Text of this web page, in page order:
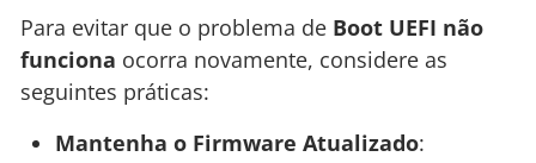
Para evitar que o problema de Boot UEFI não
funciona ocorra novamente, considere as
seguintes práticas:
Mantenha o Firmware Atualizado: